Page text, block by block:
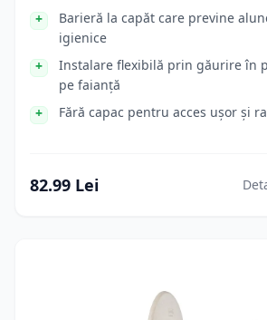
Barieră la capăt care previne
igienice
Instalare flexibilă prin găurire în
pe faianță
Fără capac pentru acces ușor și
82.99 Lei